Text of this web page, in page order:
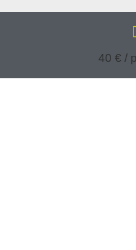
40 € /